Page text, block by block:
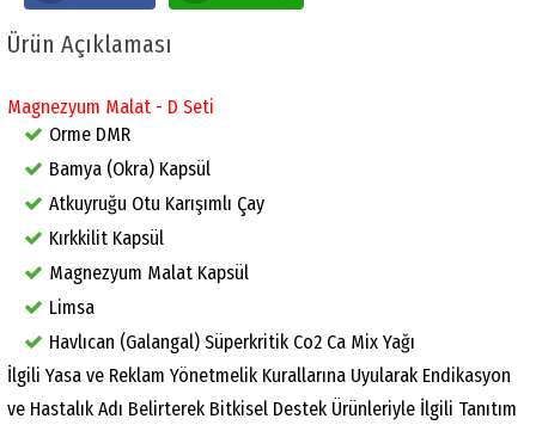
Ürün Açıklaması
Magnezyum Malat - D Seti
Orme DMR
Bamya (Okra) Kapsül
Atkuyruğu Otu Karışımlı Çay
Kırkkilit Kapsül
Magnezyum Malat Kapsül
Limsa
Havlıcan (Galangal) Süperkritik Co2 Ca Mix Yağı
İlgili Yasa ve Reklam Yönetmelik Kurallarına Uyularak Endikasyon
ve Hastalık Adı Belirterek Bitkisel Destek Ürünleriyle İlgili Tanıtım